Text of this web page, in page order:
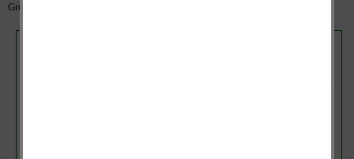
Gründungsmitglied dieses Vereins.